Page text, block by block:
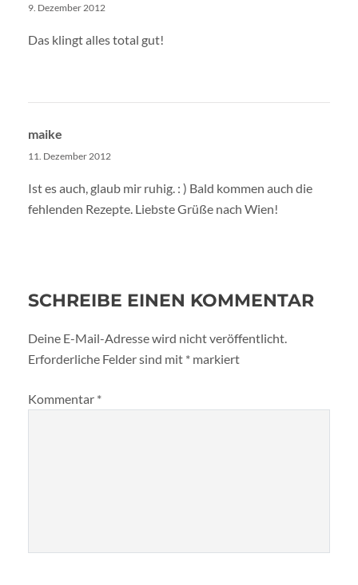
9. Dezember 2012
Das klingt alles total gut!
maike
11. Dezember 2012
Ist es auch, glaub mir ruhig. : ) Bald kommen auch die
fehlenden Rezepte. Liebste Grüße nach Wien!
SCHREIBE EINEN KOMMENTAR
Deine E-Mail-Adresse wird nicht veröffentlicht.
Erforderliche Felder sind mit * markiert
Kommentar *